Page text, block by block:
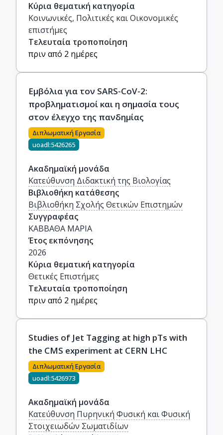
Κύρια θεματική κατηγορία
Κοινωνικές, Πολιτικές και Οικονομικές
επιστήμες
Τελευταία τροποποίηση
πριν από 2 ημέρες
Εμβόλια για τον SARS-CoV-2:
προβληματισμοί και η σημασία τους
στον έλεγχο της πανδημίας
Διπλωματική Εργασία
uoadl:5426265
Ακαδημαϊκή μονάδα
Κατεύθυνση Διδακτική της Βιολογίας
Βιβλιοθήκη κατάθεσης
Βιβλιοθήκη Σχολής Θετικών Επιστημών
Συγγραφέας
ΚΑΒΒΑΘΑ ΜΑΡΙΑ
Έτος εκπόνησης
2026
Κύρια θεματική κατηγορία
Θετικές Επιστήμες
Τελευταία τροποποίηση
πριν από 2 ημέρες
Studies of Jet Tagging at high pTs with
the CMS experiment at CERN LHC
Διπλωματική Εργασία
uoadl:5426973
Ακαδημαϊκή μονάδα
Κατεύθυνση Πυρηνική Φυσική και Φυσική
Στοιχειωδών Σωματιδίων